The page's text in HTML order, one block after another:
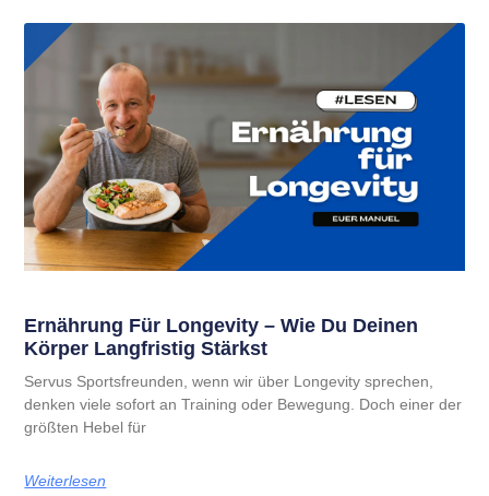
Ernährung Für Longevity – Wie Du Deinen
Körper Langfristig Stärkst
Servus Sportsfreunden, wenn wir über Longevity sprechen,
denken viele sofort an Training oder Bewegung. Doch einer der
größten Hebel für
Weiterlesen